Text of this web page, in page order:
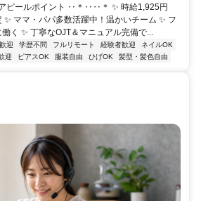
ールポイント ‥＊‥‥＊ ✨ 時給1,925円
✨ ママ・パパ多数活躍中！温かいチーム ✨ フ
く ✨ 丁寧なOJT＆マニュアル完備で...
迎 学歴不問 フルリモート 経験者歓迎
ネイルOK
迎 ピアスOK 服装自由 ひげOK 髪型・髪色自由